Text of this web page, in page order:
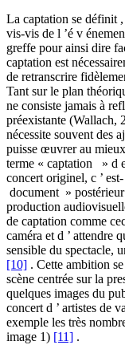
La captation se définit
vis-vis de l ’é v
greffe pour ainsi dire
captation est
de retranscrire
Tant sur le plan
ne consiste jamais à
préexistante (Wallach,
nécessite souvent des
puisse œuvrer au
terme « captation » d
concert originel, c ’
document »
production
de captation comme
caméra et d ’ attendre
sensible du spectacle,
[10] . Cette ambition
scène centrée sur la
quelques images du
concert d ’ artistes de
exemple les très
image 1) [11] .